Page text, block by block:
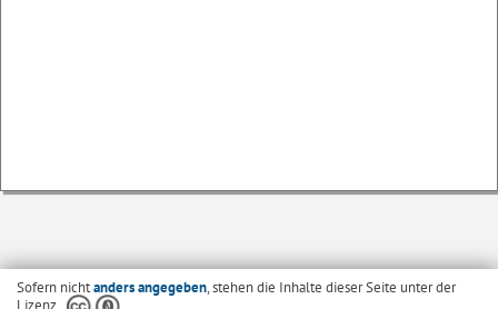
Sofern nichtanders angegeben, stehen die Inhalte dieser Seite unter der
Lizenz